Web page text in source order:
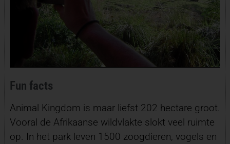
Fun facts
Animal Kingdom is maar liefst 202 hectare groot.
Vooral de Afrikaanse wildvlakte slokt veel ruimte
op. In het park leven 1500 zoogdieren, vogels en